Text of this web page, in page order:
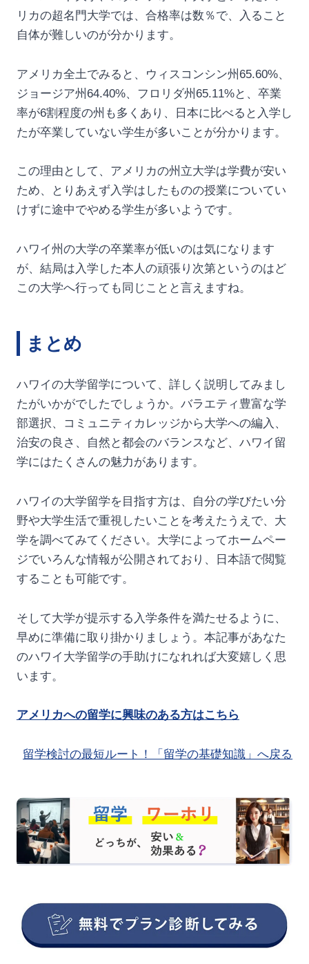
リカの超名門大学では、合格率は数％で、入ること
自体が難しいのが分かります。
アメリカ全土でみると、ウィスコンシン州65.60%、
ジョージア州64.40%、フロリダ州65.11%と、卒業
率が6割程度の州も多くあり、日本に比べると入学し
たが卒業していない学生が多いことが分かります。
この理由として、アメリカの州立大学は学費が安い
ため、とりあえず入学はしたものの授業についてい
けずに途中でやめる学生が多いようです。
ハワイ州の大学の卒業率が低いのは気になります
が、結局は入学した本人の頑張り次第というのはど
この大学へ行っても同じことと言えますね。
まとめ
ハワイの大学留学について、詳しく説明してみまし
たがいかがでしたでしょうか。バラエティ豊富な学
部選択、コミュニティカレッジから大学への編入、
治安の良さ、自然と都会のバランスなど、ハワイ留
学にはたくさんの魅力があります。
ハワイの大学留学を目指す方は、自分の学びたい分
野や大学生活で重視したいことを考えたうえで、大
学を調べてみてください。大学によってホームペー
ジでいろんな情報が公開されており、日本語で閲覧
することも可能です。
そして大学が提示する入学条件を満たせるように、
早めに準備に取り掛かりましょう。本記事があなた
のハワイ大学留学の手助けになれれば大変嬉しく思
います。
アメリカへの留学に興味のある方はこちら
留学検討の最短ルート！「留学の基礎知識」へ戻る